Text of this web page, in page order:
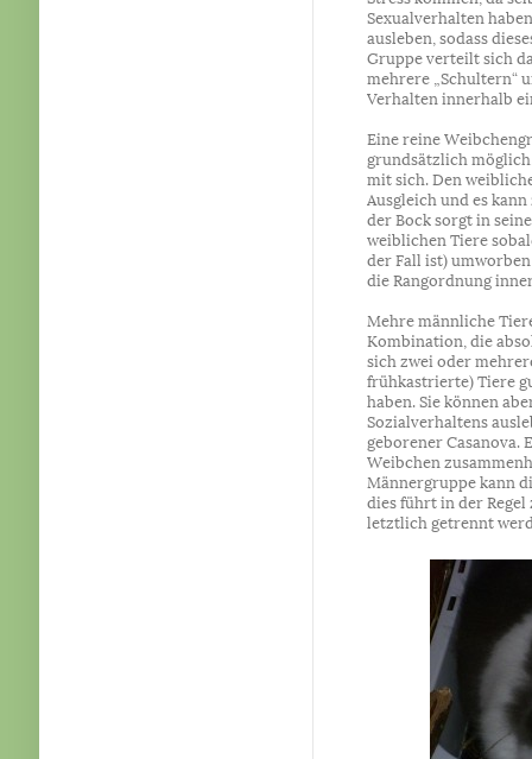
Sexualverhalten
ausleben, sodass
Gruppe verteilt sich
mehrere „Schultern“
Verhalten innerhalb
Eine reine
grundsätzlich
mit sich. Den
Ausgleich und es
der Bock sorgt in
weiblichen Tiere
der Fall ist)
die Rangordnung
Mehre männliche
Kombination, die
sich zwei oder
frühkastrierte) Tiere
haben. Sie können
Sozialverhaltens
geborener
Weibchen
Männergruppe kann
dies führt in der Regel
letztlich getrennt